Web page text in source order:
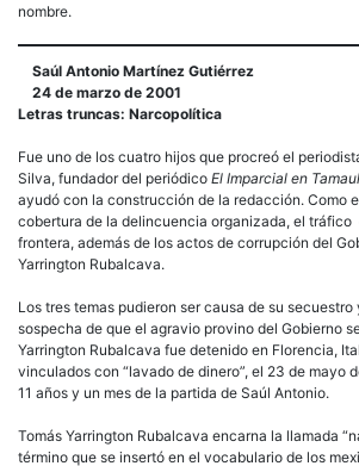
nombre.
Saúl Antonio Martínez Gutiérrez
24 de marzo de 2001
Letras truncas: Narcopolítica
Fue uno de los cuatro hijos que procreó el
Silva, fundador del periódico El Imparcial en
ayudó con la construcción de la redacción. Como
cobertura de la delincuencia organizada, el tráfico
frontera, además de los actos de corrupción del
Yarrington Rubalcava.
Los tres temas pudieron ser causa de su secuestro
sospecha de que el agravio provino del Gobierno
Yarrington Rubalcava fue detenido en Florencia,
vinculados con “lavado de dinero”, el 23 de mayo
11 años y un mes de la partida de Saúl Antonio.
Tomás Yarrington Rubalcava encarna la llamada
término que se insertó en el vocabulario de los